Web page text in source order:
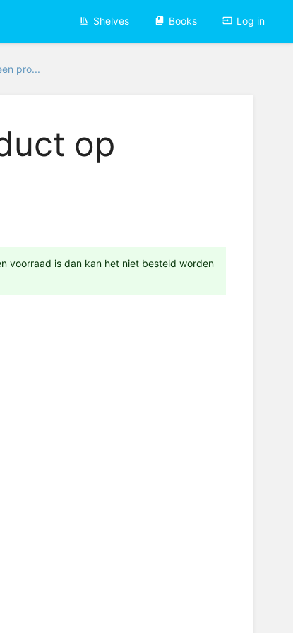
Shelves Books Log in
pro...
op
voorraad is dan kan het niet besteld worden